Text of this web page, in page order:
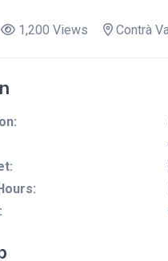
1,200 Views Contrà